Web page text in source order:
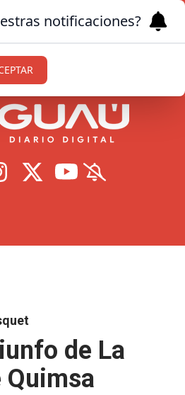
13.3ºc | Formosa
de La
Quimsa
notificaciones?